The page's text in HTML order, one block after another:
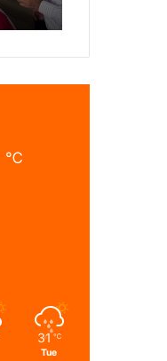
℃
31 ℃
Tue